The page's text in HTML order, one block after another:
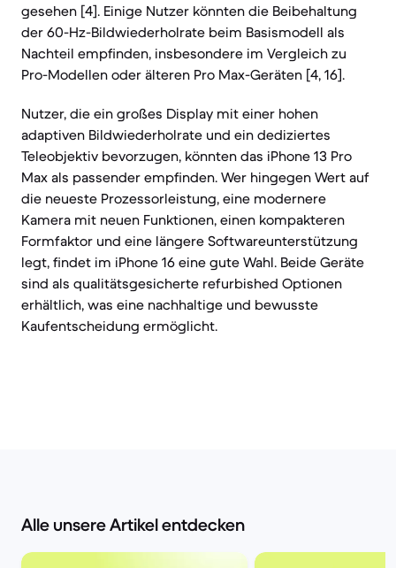
gesehen [4]. Einige Nutzer könnten die Beibehaltung
der 60-Hz-Bildwiederholrate beim Basismodell als
Nachteil empfinden, insbesondere im Vergleich zu
Pro-Modellen oder älteren Pro Max-Geräten [4, 16].
Nutzer, die ein großes Display mit einer hohen
adaptiven Bildwiederholrate und ein dediziertes
Teleobjektiv bevorzugen, könnten das iPhone 13 Pro
Max als passender empfinden. Wer hingegen Wert auf
die neueste Prozessorleistung, eine modernere
Kamera mit neuen Funktionen, einen kompakteren
Formfaktor und eine längere Softwareunterstützung
legt, findet im iPhone 16 eine gute Wahl. Beide Geräte
sind als qualitätsgesicherte refurbished Optionen
erhältlich, was eine nachhaltige und bewusste
Kaufentscheidung ermöglicht.
Alle unsere Artikel entdecken